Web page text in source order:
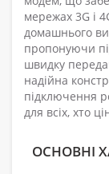
мережах 3G і
домашнього
пропонуючи
швидку
надійна
підключення
для всіх, хто
ОСНОВНІ